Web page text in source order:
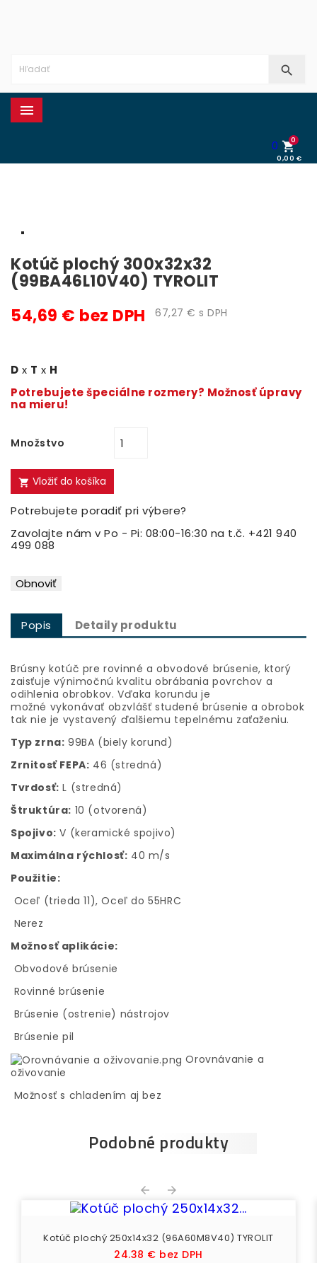


0 
0
0,00 €
Kotúč plochý 300x32x32
(99BA46L10V40) TYROLIT
54,69 € bez DPH 67,27 € s DPH
D x T x H
Potrebujete špeciálne rozmery? Možnosť úpravy
na mieru!
Množstvo
 Vložiť do košíka
Potrebujete poradiť pri výbere?
Zavolajte nám v Po - Pi: 08:00-16:30 na t.č. +421 940
499 088
Popis Detaily produktu
Brúsny kotúč pre rovinné a obvodové brúsenie, ktorý
zaisťuje výnimočnú kvalitu obrábania povrchov a
odihlenia obrobkov. Vďaka korundu je
možné vykonávať obzvlášť studené brúsenie a obrobok
tak nie je vystavený ďalšiemu tepelnému zaťaženiu.
Typ zrna: 99BA (biely korund)
Zrnitosť FEPA: 46 (stredná)
Tvrdosť: L (stredná)
Štruktúra: 10 (otvorená)
Spojivo: V (keramické spojivo)
Maximálna rýchlosť: 40 m/s
Použitie:
Oceľ (trieda 11), Oceľ do 55HRC
Nerez
Možnosť aplikácie:
Obvodové brúsenie
Rovinné brúsenie
Brúsenie (ostrenie) nástrojov
Brúsenie pil
Orovnávanie a
oživovanie
Možnosť s chladením aj bez
Podobné produkty
 
Kotúč plochý 250x14x32 (96A60M8V40) TYROLIT
Cena
24.38 € bez DPH